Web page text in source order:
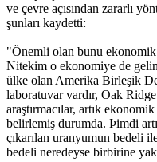
ve çevre açısından zararlı
şunları kaydetti:
"Önemli olan bunu
Nitekim o ekonomiye de
ülke olan Amerika Birleşik
laboratuvar vardır, Oak
araştırmacılar, artık
belirlemiş durumda. Þimdi
çıkarılan uranyumun bedeli
bedeli neredeyse birbirine